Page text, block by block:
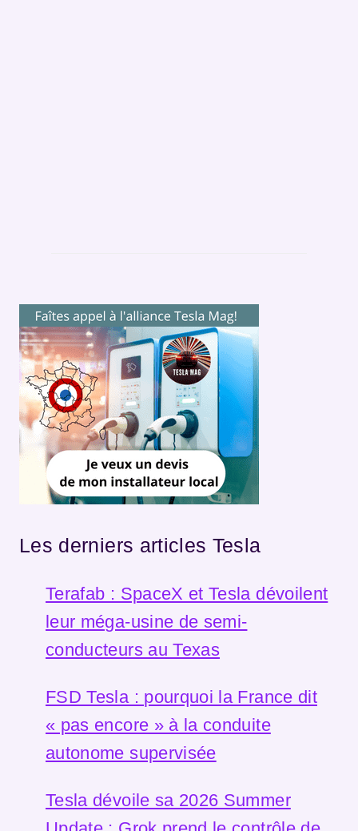
Les derniers articles Tesla
Terafab : SpaceX et Tesla dévoilent
leur méga-usine de semi-
conducteurs au Texas
FSD Tesla : pourquoi la France dit
« pas encore » à la conduite
autonome supervisée
Tesla dévoile sa 2026 Summer